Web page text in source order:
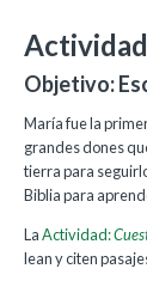
Objetivo:
María fue la
grandes dones
tierra para
Biblia para
LaActividad:
lean y citen